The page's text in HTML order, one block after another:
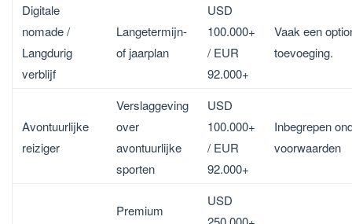
Digitale
nomade /
Langdurig
verblijf
Langetermijn-
of jaarplan
USD
100.000+
/ EUR
92.000+
Vaak een
toevoeging.
Avontuurlijke
reiziger
Verslaggeving
over
avontuurlijke
sporten
USD
100.000+
/ EUR
92.000+
Inbegrepen
voorwaarden
Premium
USD